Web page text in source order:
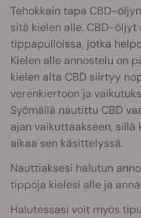
Tehokkain tapa CBD-
sitä kielen alle. CBD-
tippapulloissa, jotka
Kielen alle annostelu on
kielen alta CBD siirtyy
verenkiertoon ja
Syömällä nautittu CBD
ajan vaikuttaakseen, sillä
aikaa sen käsittelyssä.
Nauttiaksesi halutun
tippoja kielesi alle ja
Halutessasi voit myös